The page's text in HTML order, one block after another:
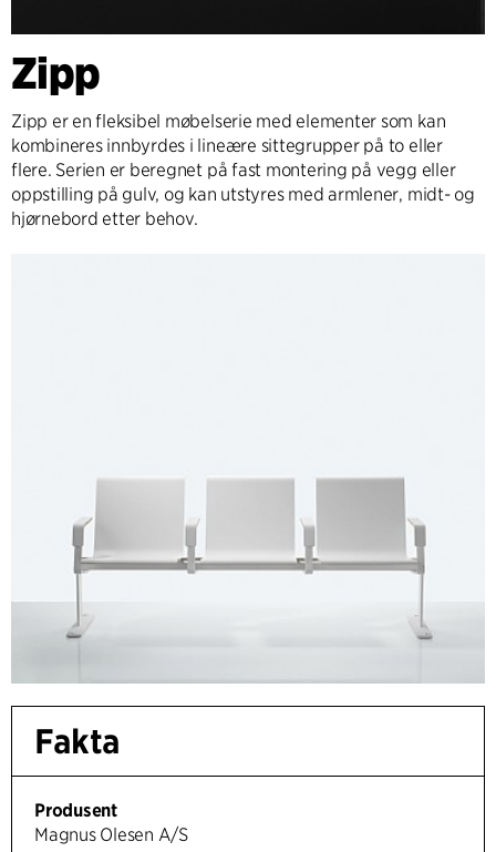
Zipp
Zipp er en fleksibel møbelserie med elementer som kan
kombineres innbyrdes i lineære sittegrupper på to eller
flere. Serien er beregnet på fast montering på vegg eller
oppstilling på gulv, og kan utstyres med armlener, midt- og
hjørnebord etter behov.
Fakta
Produsent
Magnus Olesen A/S